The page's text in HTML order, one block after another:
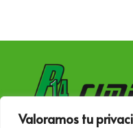
Valoramos tu